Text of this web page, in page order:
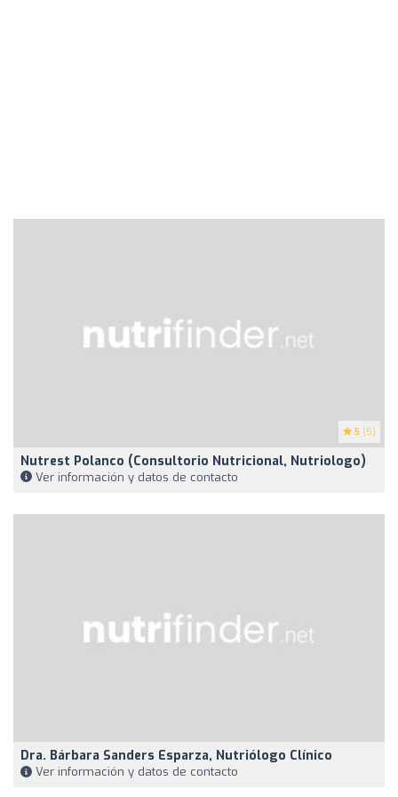
5 (5)
Nutrest Polanco (Consultorio Nutricional, Nutriologo)
Ver información y datos de contacto
Dra. Bárbara Sanders Esparza, Nutriólogo Clínico
Ver información y datos de contacto